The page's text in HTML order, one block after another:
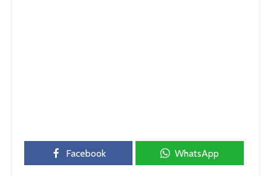
Facebook WhatsApp